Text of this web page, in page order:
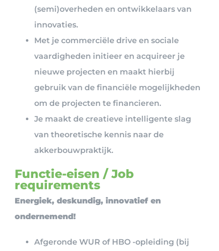
(semi)overheden en ontwikkelaars van
innovaties.
Met je commerciële drive en sociale
vaardigheden initieer en acquireer je
nieuwe projecten en maakt hierbij
gebruik van de financiële mogelijkheden
om de projecten te financieren.
Je maakt de creatieve intelligente slag
van theoretische kennis naar de
akkerbouwpraktijk.
Functie-eisen / Job
requirements
Energiek, deskundig, innovatief en
ondernemend!
Afgeronde WUR of HBO -opleiding (bij